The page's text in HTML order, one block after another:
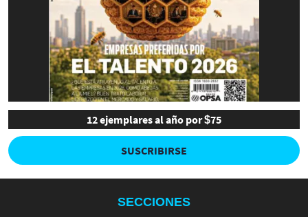
12 ejemplares al año por $75
SUSCRIBIRSE
SECCIONES